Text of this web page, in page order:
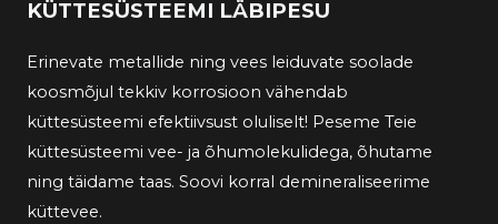
KÜTTESÜSTEEMI LÄBIPESU
Erinevate metallide ning vees leiduvate soolade
koosmõjul tekkiv korrosioon vähendab
küttesüsteemi efektiivsust oluliselt! Peseme Teie
küttesüsteemi vee- ja õhumolekulidega, õhutame
ning täidame taas. Soovi korral demineraliseerime
küttevee.